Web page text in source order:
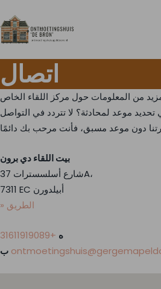
اتصال
من المعلومات حول مركز اللقاء الخاص
تحديد موعد لمحادثة؟ لا تتردد في التواصل
بيت اللقاءدي برون
شارع أسلسسترات 37A،
7311 EC أبيلدورن
» الطريق
ه +31611919089
ب